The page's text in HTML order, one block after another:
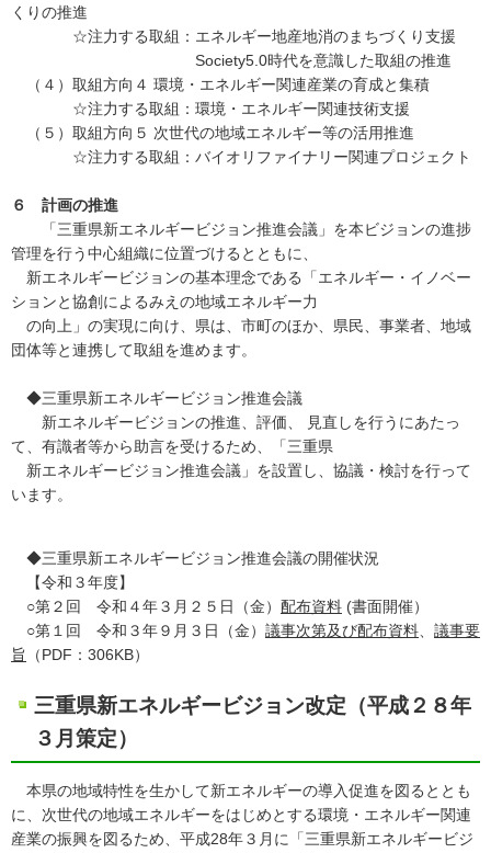
くりの推進
☆注力する取組：エネルギー地産地消のまちづくり支援
Society5.0時代を意識した取組の推進
（４）取組方向４ 環境・エネルギー関連産業の育成と集積
☆注力する取組：環境・エネルギー関連技術支援
（５）取組方向５ 次世代の地域エネルギー等の活用推進
☆注力する取組：バイオリファイナリー関連プロジェクト
６ 計画の推進
「三重県新エネルギービジョン推進会議」を本ビジョンの進捗
管理を行う中心組織に位置づけるとともに、
新エネルギービジョンの基本理念である「エネルギー・イノベー
ションと協創によるみえの地域エネルギー力
の向上」の実現に向け、県は、市町のほか、県民、事業者、地域
団体等と連携して取組を進めます。
◆三重県新エネルギービジョン推進会議
新エネルギービジョンの推進、評価、 見直しを行うにあたっ
て、有識者等から助言を受けるため、「三重県
新エネルギービジョン推進会議」を設置し、協議・検討を行って
います。
◆三重県新エネルギービジョン推進会議の開催状況
【令和３年度】
○第２回 令和４年３月２５日（金） 配布資料 (書面開催）
○第１回 令和３年９月３日（金） 議事次第及び配布資料
議事要
旨
（PDF：306KB）
三重県新エネルギービジョン改定（平成２８年
３月策定）
本県の地域特性を生かして新エネルギーの導入促進を図るととも
に、次世代の地域エネルギーをはじめとする環境・エネルギー関連
産業の振興を図るため、平成28年３月に「三重県新エネルギービジ